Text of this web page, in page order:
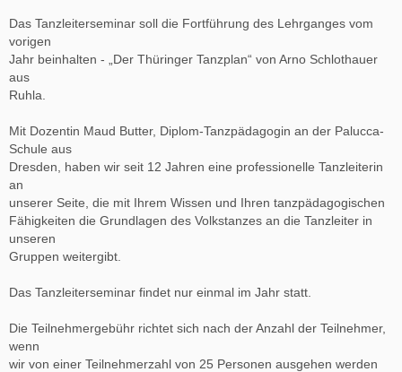
Das Tanzleiterseminar soll die Fortführung des Lehrganges vom
vorigen
Jahr beinhalten - „Der Thüringer Tanzplan“ von Arno Schlothauer
aus
Ruhla.
Mit Dozentin Maud Butter, Diplom-Tanzpädagogin an der Palucca-
Schule aus
Dresden, haben wir seit 12 Jahren eine professionelle Tanzleiterin
an
unserer Seite, die mit Ihrem Wissen und Ihren tanzpädagogischen
Fähigkeiten die Grundlagen des Volkstanzes an die Tanzleiter in
unseren
Gruppen weitergibt.
Das Tanzleiterseminar findet nur einmal im Jahr statt.
Die Teilnehmergebühr richtet sich nach der Anzahl der Teilnehmer,
wenn
wir von einer Teilnehmerzahl von 25 Personen ausgehen werden